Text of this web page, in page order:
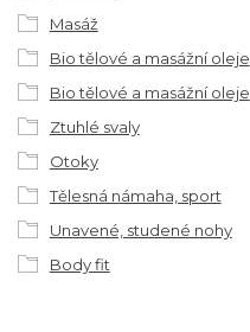
Masáž
Bio tělové a masážní oleje
Bio tělové a masážní oleje
Ztuhlé svaly
Otoky
Tělesná námaha, sport
Unavené, studené nohy
Body fit